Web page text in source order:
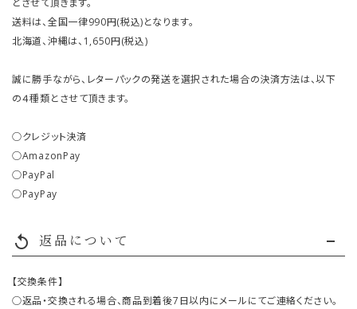
送料は、全国一律990円(税込)となります。
北海道、沖縄は、1,650円(税込)
誠に勝手ながら、レターパックの発送を選択された場合の決済方法は、以下
の４種類とさせて頂きます。
○クレジット決済
○AmazonPay
○PayPal
○PayPay
replay 返品について
【交換条件】
○返品・交換される場合、商品到着後7日以内にメールにてご連絡ください。